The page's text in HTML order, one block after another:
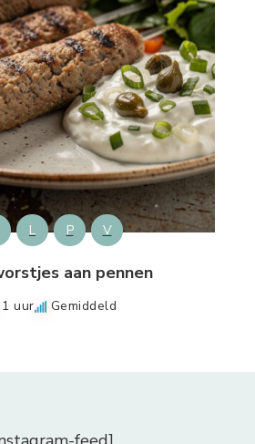
L P V
aan pennen
1 uur Gemiddeld